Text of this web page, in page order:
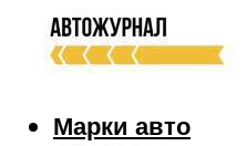
Марки авто